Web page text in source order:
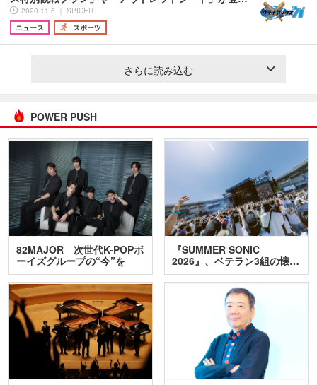
2020.11.6 ｜ SPICER
ニュース
スポーツ
さらに読み込む
POWER PUSH
82MAJOR 次世代K-POPボ
ーイズグループの“今”を
訊…
『SUMMER SONIC
2026』、ベテラン3組の懐…